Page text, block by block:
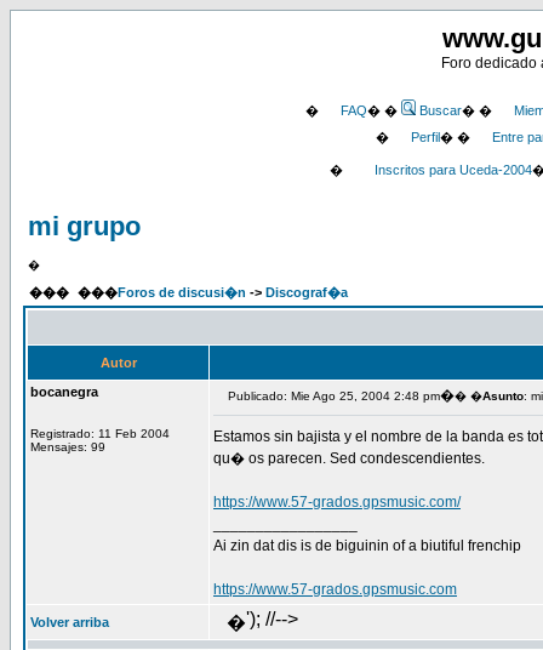
Foro dedicado
� FAQ� � Buscar� �
�
Perfil� � Entre
� Inscritos para Uceda-2004
mi grupo
�
��� ���Foros de discusi�n -> Discograf�a
Autor
bocanegra
Registrado: 11 Feb 2004
Mensajes: 99
Publicado: Mie Ago 25, 2004 2:48 pm�� �Asunto:
Estamos sin bajista y el nombre de la banda es
qu� os parecen. Sed condescendientes.
https://www.57-grados.gpsmusic.com/
Ai zin dat dis is de biguinin of a biutiful frenchip
https://www.57-grados.gpsmusic.com
Volver arriba �'); //-->